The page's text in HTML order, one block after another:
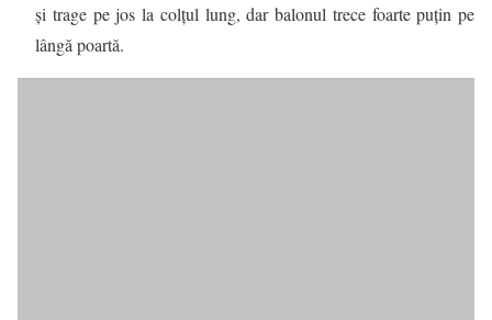
şi trage pe jos la colţul lung, dar balonul trece foarte puţin pe
lângă poartă.